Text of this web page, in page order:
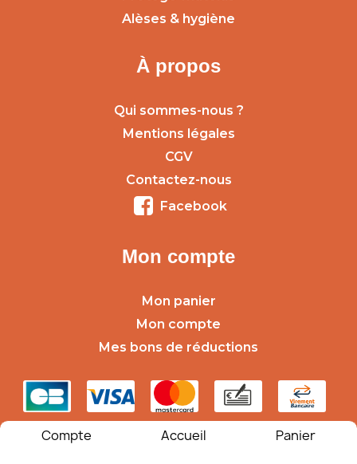
Compte Accueil Panier
Alèses & hygiène
À propos
Qui sommes-nous ?
Mentions légales
CGV
Contactez-nous
Facebook
Mon compte
Mon panier
Mon compte
Mes bons de réductions